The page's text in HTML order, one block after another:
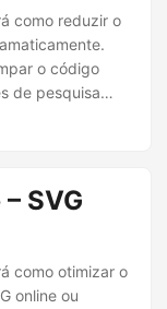
como reduzir o
o código
de pesquisa
SVG
como otimizar o
online ou